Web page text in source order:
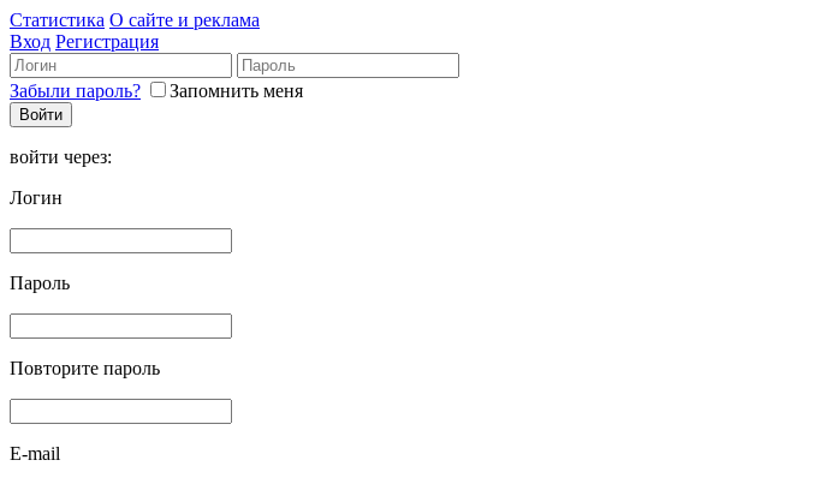
Статистика О сайте и реклама
Вход Регистрация
Забыли пароль? Запомнить меня
войти через:
Логин
Пароль
Повторите пароль
E-mail